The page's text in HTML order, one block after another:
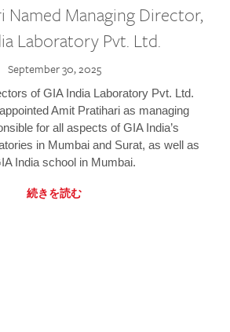
Named Managing Director,
Laboratory Pvt. Ltd.
September 30, 2025
of GIA India Laboratory Pvt. Ltd.
Amit Pratihari as managing
for all aspects of GIA India’s
in Mumbai and Surat, as well as
India school in Mumbai.
続きを読む